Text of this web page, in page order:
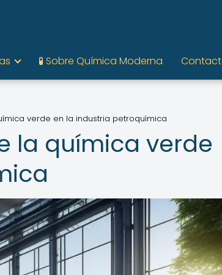
🧪 Sobre Química Moderna
verde en la industria petroquímica
la química verde